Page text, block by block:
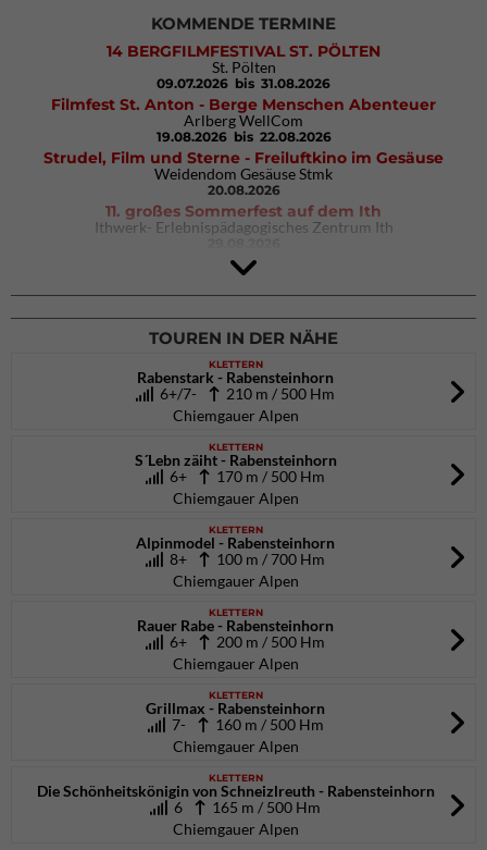
KOMMENDE TERMINE
14 BERGFILMFESTIVAL ST. PÖLTEN
St. Pölten
09.07.2026 bis 31.08.2026
Filmfest St. Anton - Berge Menschen Abenteuer
Arlberg WellCom
19.08.2026 bis 22.08.2026
Strudel, Film und Sterne - Freiluftkino im Gesäuse
Weidendom Gesäuse Stmk
20.08.2026
11. großes Sommerfest auf dem Ith
Ithwerk- Erlebnispädagogisches Zentrum Ith
4Blocs KIDS 2026
DAV Kletter- & Boulderzentrum München Süd (Thalkirchen)
26.09.2026
TOUREN IN DER NÄHE
KLETTERN
Rabenstark - Rabensteinhorn
6+/7-
210 m / 500 Hm
Chiemgauer Alpen
KLETTERN
S´Lebn zäiht - Rabensteinhorn
6+
170 m / 500 Hm
Chiemgauer Alpen
KLETTERN
Alpinmodel - Rabensteinhorn
8+
100 m / 700 Hm
Chiemgauer Alpen
KLETTERN
Rauer Rabe - Rabensteinhorn
6+
200 m / 500 Hm
Chiemgauer Alpen
KLETTERN
Grillmax - Rabensteinhorn
7- 160 m / 500 Hm
Chiemgauer Alpen
KLETTERN
Die Schönheitskönigin von Schneizlreuth - Rabensteinhorn
6
165 m / 500 Hm
Chiemgauer Alpen